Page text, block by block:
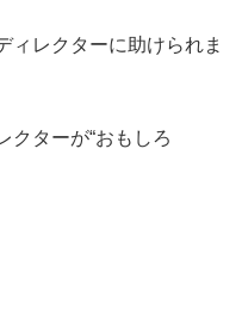
ィレクターに助けられま
クターが“おもしろ